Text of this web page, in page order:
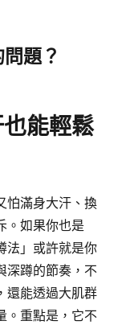
題？
能輕鬆
怕滿身大汗、換
。如果你也是
法」或許就是你
深蹲的節奏，不
還能透過大肌群
。重點是，它不